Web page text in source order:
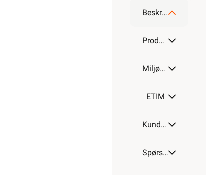
Grå Sort
Beskrivelse
Produktdetaljer
Miljøparametere
ETIM
Kundeomtale
Spørsmål og svar